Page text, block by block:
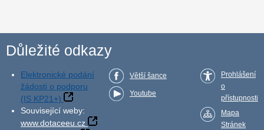
Důležité odkazy
Elektronické podání
žádosti o podporu
(IS KP21+)
Související weby:
www.dotaceeu.cz
Větší šance
Youtube
Prohlášení
o
přístupnosti
Mapa
Stránek